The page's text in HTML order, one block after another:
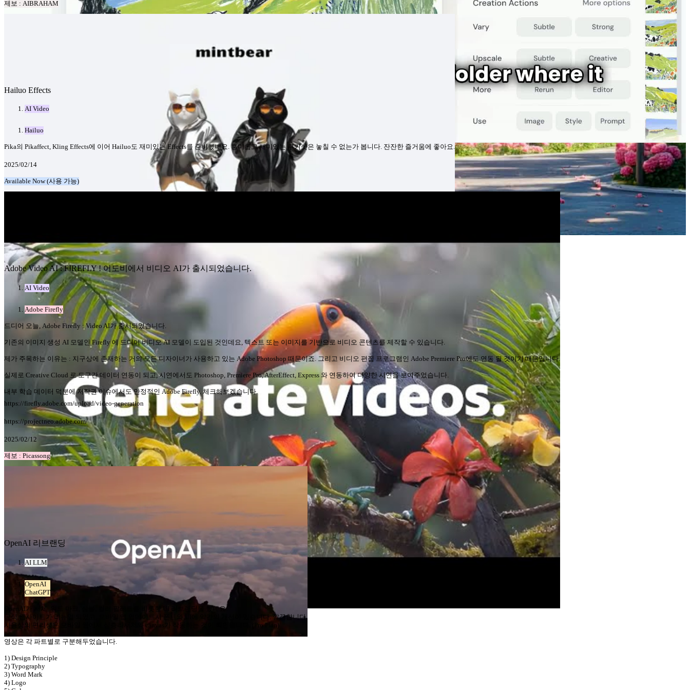
제보 : AIBRAHAM
Hailuo Effects
AI Video
Hailuo
Pika의 Pikaffect, Kling Effects에 이어 Hailuo도 재미있는 Effects를 준비했네요. 흥미롭고 재미있는 쿠키샷은 놓칠 수 없는가 봅니다. 잔잔한 즐거움에 좋아요.
2025/02/14
Available Now (사용 가능)
Adobe Video AI : FIREFLY ! 어도비에서 비디오 AI가 출시되었습니다.
AI Video
Adobe Firefly
드디어 오늘, Adobe Firefly : Video AI가 출시되었습니다.
기존의 이미지 생성 AI 모델인 Firefly 에 드디어 비디오 AI 모델이 도입된 것인데요, 텍스트 또는 이미지를 기반으로 비디오 콘텐츠를 제작할 수 있습니다.
제가 주목하는 이유는 : 지구상에 존재하는 거의 모든 디자이너가 사용하고 있는 Adobe Photoshop 때문이죠. 그리고 비디오 편집 프로그램인 Adobe Premiere Pro에도 연동 될 것이기 때문입니다.
실제로 Creative Cloud 로 도구간 데이터 연동이 되고, 시연에서도 Photoshop, Premiere Pro, AfterEffect, Express 와 연동하여 다양한 시연을 보여주었습니다.
내부 학습 데이터 덕분에 저작권 이슈에서도 안정적인 Adobe Firefly. 체크해보겠습니다.
https://firefly.adobe.com/upload/video-generation
https://projectneo.adobe.com/
2025/02/12
제보 : Picassong
OpenAI 리브랜딩
AI LLM
OpenAI
ChatGPT
OpenAI가 서체, 워드 마크, 심볼, 컬러 팔레트를 비롯한 UI 리브랜딩을 했네요.
공식 웹사이트가 리뉴얼 되었고, 모바일 앱 업데이트시 폰트와 UI에 약간의 개선이 있습니다. 깔끔합니다.
사용상의 편리성은 모바일 웹에서 심층리서치와 canvas가 작동하는 것이 확인됩니다. (Pro Plan)
영상은 각 파트별로 구분해두었습니다.
1) Design Principle
2) Typography
3) Word Mark
4) Logo